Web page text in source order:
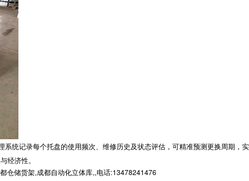
统记录每个托盘的使用频次、维修历史及状态评估，可精准预测更换周期，实
经济性。
仓储货架,成都自动化立体库,,电话:13478241476